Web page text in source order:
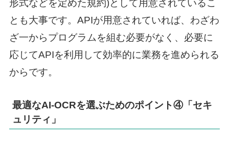
形式などを定めた規約)として用意されているこ
とも大事です。APIが用意されていれば、わざわ
ざ一からプログラムを組む必要がなく、必要に
応じてAPIを利用して効率的に業務を進められる
からです。
最適なAI-OCRを選ぶためのポイント④「セキ
ュリティ」